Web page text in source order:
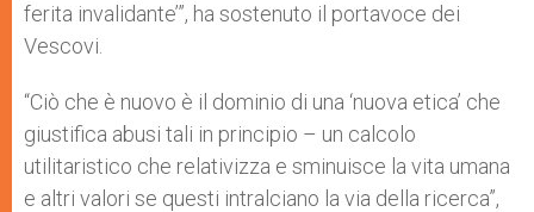
ferita invalidante’”, ha sostenuto il portavoce dei
Vescovi.
“Ciò che è nuovo è il dominio di una ‘nuova etica’ che
giustifica abusi tali in principio – un calcolo
utilitaristico che relativizza e sminuisce la vita umana
e altri valori se questi intralciano la via della ricerca”,